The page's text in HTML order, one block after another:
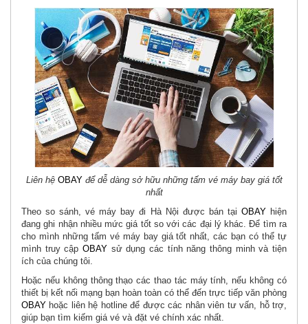
Liên hệ OBAYđể dễ dàng sở hữu những tấm vé máy bay giá tốt
nhất
Theo so sánh, vé máy bay đi Hà Nội được bán tại OBAYhiện
đang ghi nhận nhiều mức giá tốt so với các đại lý khác. Để tìm ra
cho mình những tấm vé máy bay giá tốt nhất, các bạn có thể tự
mình truy cập OBAY sử dụng các tính năng thông minh và tiện
ích của chúng tôi.
Hoặc nếu không thông thạo các thao tác máy tính, nếu không có
thiết bị kết nối mạng bạn hoàn toàn có thể đến trực tiếp văn phòng
OBAY hoặc liên hệ hotline để được các nhân viên tư vấn, hỗ trợ,
giúp bạn tìm kiếm giá vé và đặt vé chính xác nhất.